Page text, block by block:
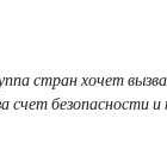
стран хочет
счет безопасности